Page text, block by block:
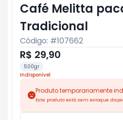
Café Melitta
Tradicional
Código: #107662
R$ 29,90
500gr
Indisponível
Produto temporariamente
Este produto está sem estoque